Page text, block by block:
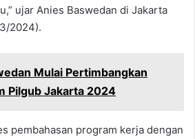
ujar Anies Baswedan di Jakarta
2024).
Mulai Pertimbangkan
Pilgub Jakarta 2024
pembahasan program kerja dengan